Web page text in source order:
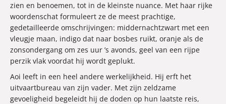
zien en benoemen, tot in de kleinste nuance. Met haar rijke
woordenschat formuleert ze de meest prachtige,
gedetailleerde omschrijvingen: middernachtzwart met een
vleugje maan, indigo dat naar bosbes ruikt, oranje als de
zonsondergang om zes uur ’s avonds, geel van een rijpe
perzik vlak voordat hij wordt geplukt.
Aoi leeft in een heel andere werkelijkheid. Hij erft het
uitvaartbureau van zijn vader. Met zijn zeldzame
gevoeligheid begeleidt hij de doden op hun laatste reis,